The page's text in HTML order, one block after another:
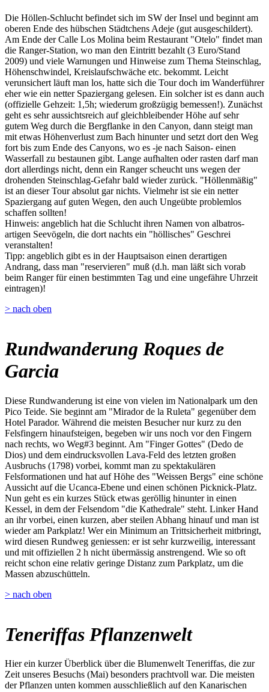
Die Höllen-Schlucht befindet sich im SW der Insel und beginnt am
oberen Ende des hübschen Städtchens Adeje (gut ausgeschildert).
Am Ende der Calle Los Molina beim Restaurant "Otelo" findet man
die Ranger-Station, wo man den Eintritt bezahlt (3 Euro/Stand
2009) und viele Warnungen und Hinweise zum Thema Steinschlag,
Höhenschwindel, Kreislaufschwäche etc. bekommt. Leicht
verunsichert läuft man los, hatte sich die Tour doch im Wanderführer
eher wie ein netter Spaziergang gelesen. Ein solcher ist es dann auch
(offizielle Gehzeit: 1,5h; wiederum großzügig bemessen!). Zunächst
geht es sehr aussichtsreich auf gleichbleibender Höhe auf sehr
gutem Weg durch die Bergflanke in den Canyon, dann steigt man
mit etwas Höhenverlust zum Bach hinunter und setzt dort den Weg
fort bis zum Ende des Canyons, wo es -je nach Saison- einen
Wasserfall zu bestaunen gibt. Lange aufhalten oder rasten darf man
dort allerdings nicht, denn ein Ranger scheucht uns wegen der
drohenden Steinschlag-Gefahr bald wieder zurück. "Höllenmäßig"
ist an dieser Tour absolut gar nichts. Vielmehr ist sie ein netter
Spaziergang auf guten Wegen, den auch Ungeübte problemlos
schaffen sollten!
Hinweis: angeblich hat die Schlucht ihren Namen von albatros-
artigen Seevögeln, die dort nachts ein "höllisches" Geschrei
veranstalten!
Tipp: angeblich gibt es in der Hauptsaison einen derartigen
Andrang, dass man "reservieren" muß (d.h. man läßt sich vorab
beim Ranger für einen bestimmten Tag und eine ungefähre Uhrzeit
eintragen)!
> nach oben
Rundwanderung Roques de
Garcia
Diese Rundwanderung ist eine von vielen im Nationalpark um den
Pico Teide. Sie beginnt am "Mirador de la Ruleta" gegenüber dem
Hotel Parador. Während die meisten Besucher nur kurz zu den
Felsfingern hinaufsteigen, begeben wir uns noch vor den Fingern
nach rechts, wo Weg#3 beginnt. Am "Finger Gottes" (Dedo de
Dios) und dem eindrucksvollen Lava-Feld des letzten großen
Ausbruchs (1798) vorbei, kommt man zu spektakulären
Felsformationen und hat auf Höhe des "Weissen Bergs" eine schöne
Aussicht auf die Ucanca-Ebene und einen schönen Picknick-Platz.
Nun geht es ein kurzes Stück etwas geröllig hinunter in einen
Kessel, in dem der Felsendom "die Kathedrale" steht. Linker Hand
an ihr vorbei, einen kurzen, aber steilen Abhang hinauf und man ist
wieder am Parkplatz! Wer ein Minimum an Trittsicherheit mitbringt,
wird diesen Rundweg geniessen: er ist sehr kurzweilig, interessant
und mit offiziellen 2 h nicht übermässig anstrengend. Wie so oft
reicht schon eine relativ geringe Distanz zum Parkplatz, um die
Massen abzuschütteln.
> nach oben
Teneriffas Pflanzenwelt
Hier ein kurzer Überblick über die Blumenwelt Teneriffas, die zur
Zeit unseres Besuchs (Mai) besonders prachtvoll war. Die meisten
der Pflanzen unten kommen ausschließlich auf den Kanarischen